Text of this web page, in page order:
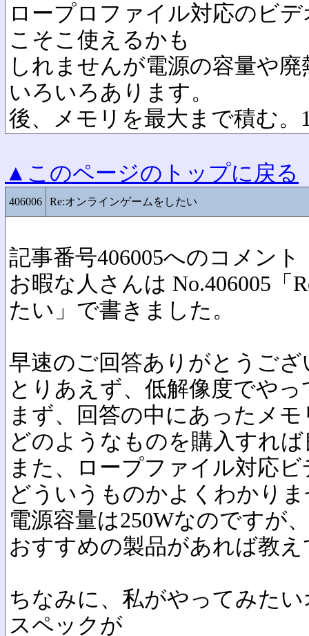
ロープロファイル対応のビ
こそこ使えるかも
しれませんが電源の容量や
いろいろあります。
後、メモリを最大まで積む。
▲このページのトップに戻る
406006 Re:オンラインゲームをしたい
記事番号406005へのコメント
お暇な人さんは No.406005「
たい」で書きました。
早速のご回答ありがとうご
とりあえず、低解像度でや
まず、回答の中にあったメ
どのようなものを購入すれ
また、ロープファイル対応
どういうものかよくわかり
電源容量は250Wなのですが、
おすすめの製品があれば教
ちなみに、私がやってみた
スペックが